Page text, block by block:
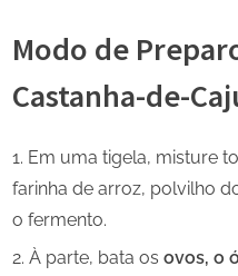
Modo de
Castanha-de-
Em uma tigela, misture
farinha de arroz, polvilho
o fermento.
À parte, bata os ovos, o